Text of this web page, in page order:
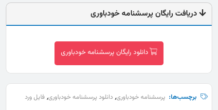
دریافت رایگان پرسشنامه خودباوری
دانلود رایگان پرسشنامه خودباوری
برچسب‌ها: پرسشنامه خودباوری, دانلود پرسشنامه خودباوری, فایل ورد